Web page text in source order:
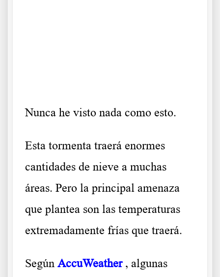
Nunca he visto nada como esto.
Esta tormenta traerá enormes
cantidades de nieve a muchas
áreas. Pero la principal amenaza
que plantea son las temperaturas
extremadamente frías que traerá.
Según AccuWeather, algunas